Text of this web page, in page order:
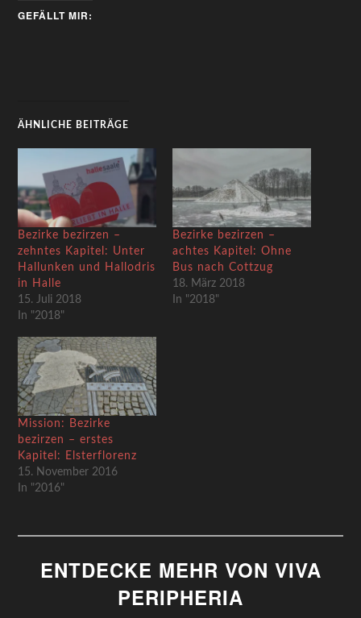
GEFÄLLT MIR:
ÄHNLICHE BEITRÄGE
Bezirke bezirzen –
zehntes Kapitel: Unter
Hallunken und Hallodris
in Halle
15. Juli 2018
In "2018"
Bezirke bezirzen –
achtes Kapitel: Ohne
Bus nach Cottzug
18. März 2018
In "2018"
Mission: Bezirke
bezirzen – erstes
Kapitel: Elsterflorenz
15. November 2016
In "2016"
ENTDECKE MEHR VON VIVA
PERIPHERIA